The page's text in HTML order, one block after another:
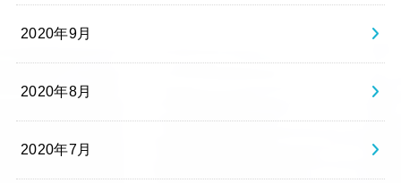
2020年9月
2020年8月
2020年7月